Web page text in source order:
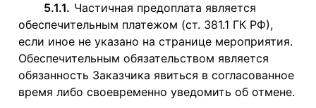
5.1.1. Частичная предоплата является
обеспечительным платежом (ст. 381.1 ГК РФ),
если иное не указано на странице мероприятия.
Обеспечительным обязательством является
обязанность Заказчика явиться в согласованное
время либо своевременно уведомить об отмене.